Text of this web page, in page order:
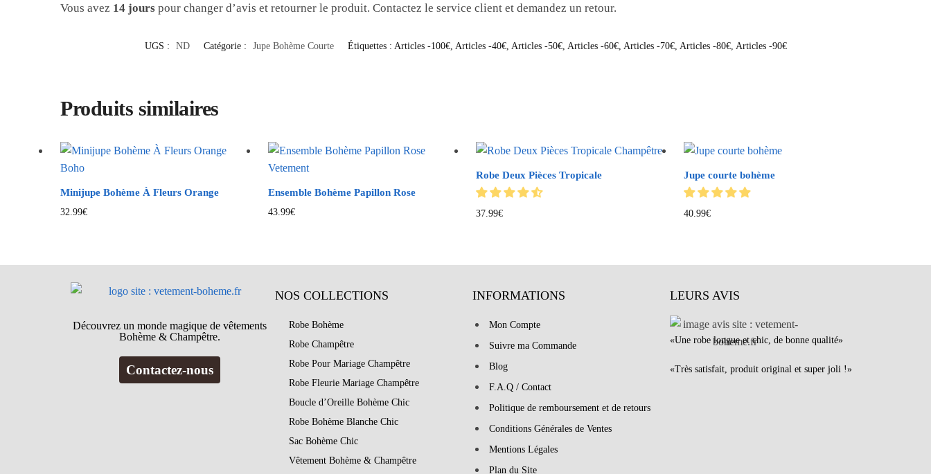
Vous avez 14 jours pour changer d’avis et retourner le produit. Contactez le service client et demandez un retour.
UGS : ND Catégorie : Jupe Bohème Courte Étiquettes : Articles -100€, Articles -40€, Articles -50€, Articles -60€, Articles -70€, Articles -80€, Articles -90€
Produits similaires
Minijupe Bohème À Fleurs Orange
32.99€
Ensemble Bohème Papillon Rose
43.99€
Robe Deux Pièces Tropicale
37.99€
Jupe courte bohème
40.99€
Découvrez un monde magique de vêtements
Bohème & Champêtre.
Contactez-nous
NOS COLLECTIONS
Robe Bohème
Robe Champêtre
Robe Pour Mariage Champêtre
Robe Fleurie Mariage Champêtre
Boucle d’Oreille Bohème Chic
Robe Bohème Blanche Chic
Sac Bohème Chic
Vêtement Bohème & Champêtre
INFORMATIONS
Mon Compte
Suivre ma Commande
Blog
F.A.Q / Contact
Politique de remboursement et de retours
Conditions Générales de Ventes
Mentions Légales
Plan du Site
LEURS AVIS
«Une robe longue et chic, de bonne qualité»
«Très satisfait, produit original et super joli !»